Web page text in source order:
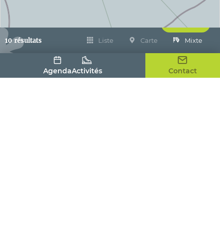
AgendaActivités Contact
10 résultats
Filtrer
Liste Carte Mixte